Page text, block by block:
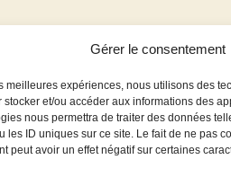
Gérer le consentement
meilleures expériences, nous utilisons des
stocker et/ou accéder aux informations des
nous permettra de traiter des données
les ID uniques sur ce site. Le fait de ne pas
peut avoir un effet négatif sur certaines